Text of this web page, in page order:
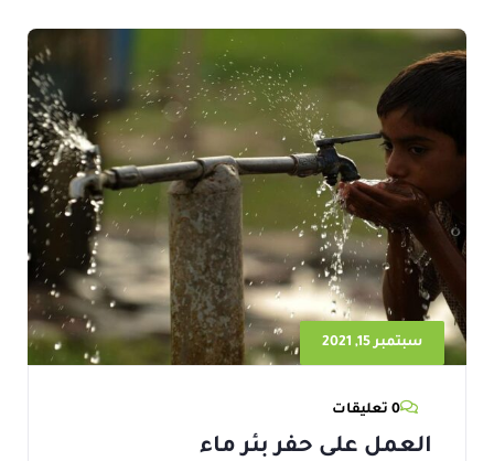
سبتمبر 15, 2021
0 تعليقات
العمل على حفر بئر ماء